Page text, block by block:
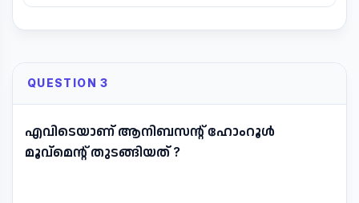
QUESTION 3
എവിടെയാണ് ആനിബസന്റ് ഹോംറൂൾ
മൂവ്മെന്റ് തുടങ്ങിയത് ?